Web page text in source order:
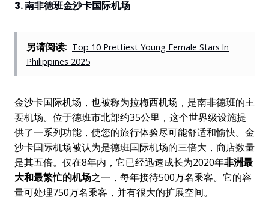
3. 南非德班金沙卡国际机场
另请阅读: Top 10 Prettiest Young Female Stars ln
Philippines 2025
金沙卡国际机场，也被称为拉梅西机场，是南非德班的主
要机场。位于德班市北部约35公里，这个世界级设施提
供了一系列功能，使您的旅行体验尽可能舒适和愉快。金
沙卡国际机场被认为是德班国际机场的三倍大，商店数量
是其五倍。仅在8年内，它已经迅速成长为2020年非洲最
大和最繁忙的机场之一，每年接待500万名乘客。它的容
量可处理750万名乘客，并有很大的扩展空间。